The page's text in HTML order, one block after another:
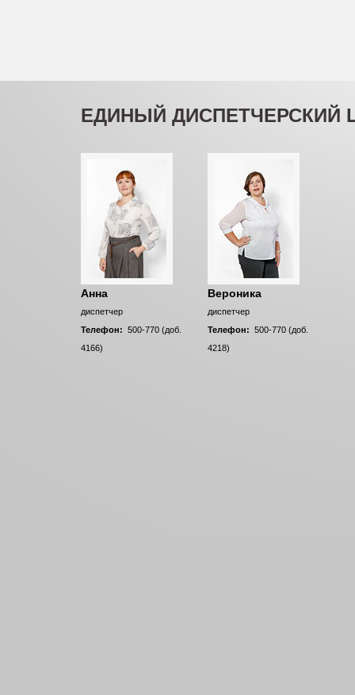
ЕДИНЫЙ ДИСПЕТЧЕРСКИЙ
Анна
диспетчер
Телефон: 500-770 (доб.
4166)
Вероника
диспетчер
Телефон: 500-770 (доб.
4218)